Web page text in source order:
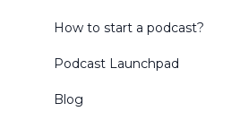
How to start a podcast?
Podcast Launchpad
Blog